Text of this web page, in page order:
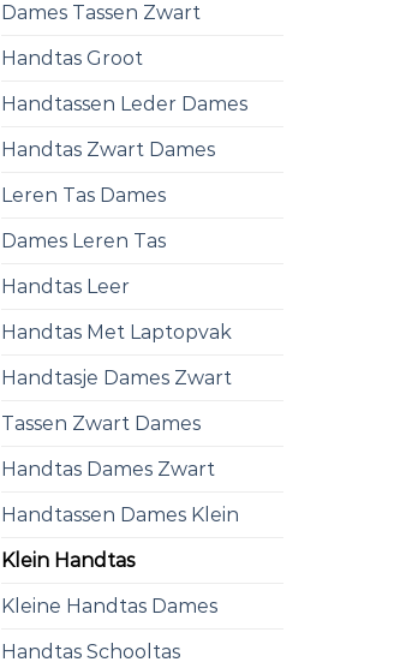
Dames Tassen Zwart
Handtas Groot
Handtassen Leder Dames
Handtas Zwart Dames
Leren Tas Dames
Dames Leren Tas
Handtas Leer
Handtas Met Laptopvak
Handtasje Dames Zwart
Tassen Zwart Dames
Handtas Dames Zwart
Handtassen Dames Klein
Klein Handtas
Kleine Handtas Dames
Handtas Schooltas